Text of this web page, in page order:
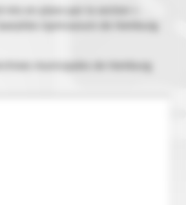
municipales de Homburg